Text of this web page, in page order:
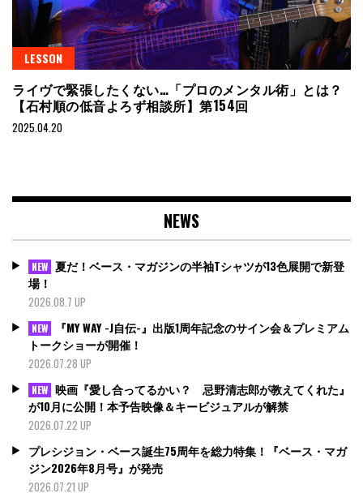
LESSON
ライヴで緊張したくない…「プロのメンタル術」とは？
【石村順の低音よろず相談所】第154回
2025.04.20
NEWS
NEW 夏だ！ベース・マガジンの半袖Tシャツが13色展開で新登
場！
2026.08.7 UP
NEW
『MY WAY -J自伝-』出版1周年記念のサイン会＆プレミアム
トークショーが開催！
2026.07.28 UP
NEW 映画『愛し合ってるかい？ 忌野清志郎が教えてくれた』
が10月に公開！本予告映像＆キービジュアルが解禁
2026.07.22 UP
プレシジョン・ベース誕生75周年を総力特集！『ベース・マガ
ジン2026年8月号』が発売
2026.07.21 UP